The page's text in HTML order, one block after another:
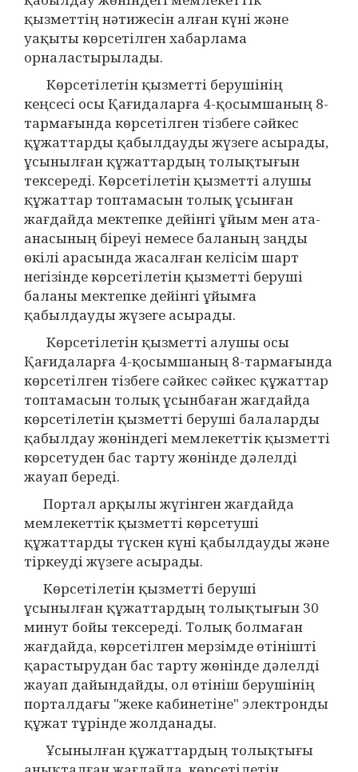
қызметтің нәтижесін алған күні және
уақыты көрсетілген хабарлама
орналастырылады.
Көрсетілетін қызметті берушінің
кеңсесі осы Қағидаларға 4-қосымшаның 8-
тармағында көрсетілген тізбеге сәйкес
құжаттарды қабылдауды жүзеге асырады,
ұсынылған құжаттардың толықтығын
тексереді. Көрсетілетін қызметті алушы
құжаттар топтамасын толық ұсынған
жағдайда мектепке дейінгі ұйым мен ата-
анасының біреуі немесе баланың заңды
өкілі арасында жасалған келісім шарт
негізінде көрсетілетін қызметті беруші
баланы мектепке дейінгі ұйымға
қабылдауды жүзеге асырады.
Көрсетілетін қызметті алушы осы
Қағидаларға 4-қосымшаның 8-тармағында
көрсетілген тізбеге сәйкес сәйкес құжаттар
топтамасын толық ұсынбаған жағдайда
көрсетілетін қызметті беруші балаларды
қабылдау жөніндегі мемлекеттік қызметті
көрсетуден бас тарту жөнінде дәлелді
жауап береді.
Портал арқылы жүгінген жағдайда
мемлекеттік қызметті көрсетуші
құжаттарды түскен күні қабылдауды және
тіркеуді жүзеге асырады.
Көрсетілетін қызметті беруші
ұсынылған құжаттардың толықтығын 30
минут бойы тексереді. Толық болмаған
жағдайда, көрсетілген мерзімде өтінішті
қарастырудан бас тарту жөнінде дәлелді
жауап дайындайды, ол өтініш берушінің
порталдағы "жеке кабинетіне" электронды
құжат тұрінде жолданады.
Ұсынылған құжаттардың толықтығы